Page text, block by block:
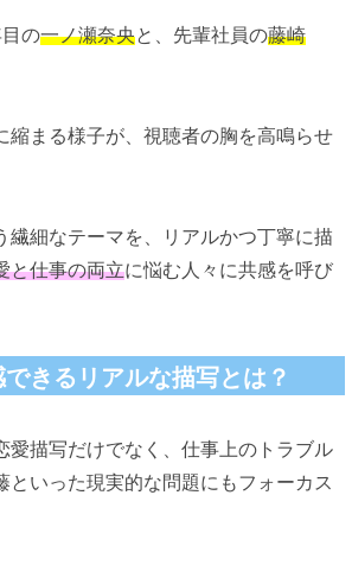
の一ノ瀬奈央と、先輩社員の藤崎
縮まる様子が、視聴者の胸を高鳴らせ
繊細なテーマを、リアルかつ丁寧に描
と仕事の両立に悩む人々に共感を呼び
きるリアルな描写とは？
愛描写だけでなく、仕事上のトラブル
といった現実的な問題にもフォーカス